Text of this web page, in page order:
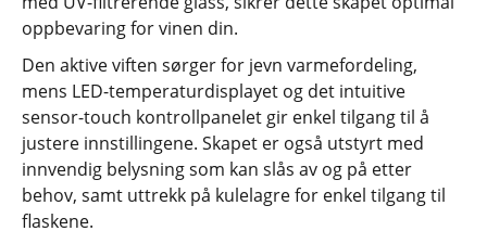
oppbevaring for vinen din.
Den aktive viften sørger for jevn varmefordeling,
mens LED-temperaturdisplayet og det intuitive
sensor-touch kontrollpanelet gir enkel tilgang til å
justere innstillingene. Skapet er også utstyrt med
innvendig belysning som kan slås av og på etter
behov, samt uttrekk på kulelagre for enkel tilgang til
flaskene.